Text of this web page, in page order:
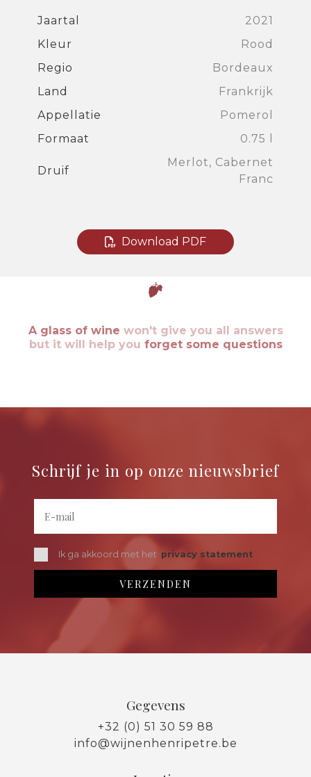
Jaartal
2021
Kleur
Rood
Regio
Bordeaux
Land
Frankrijk
Appellatie
Pomerol
Formaat
0.75 l
Druif
Merlot, Cabernet
Franc
Download PDF
A glass of wine won't give you all answers
but it will help you forget some questions
Schrijf je in op onze nieuwsbrief
Ik ga akkoord met het privacy statement
Gegevens
+32 (0) 51 30 59 88
info@wijnenhenripetre.be